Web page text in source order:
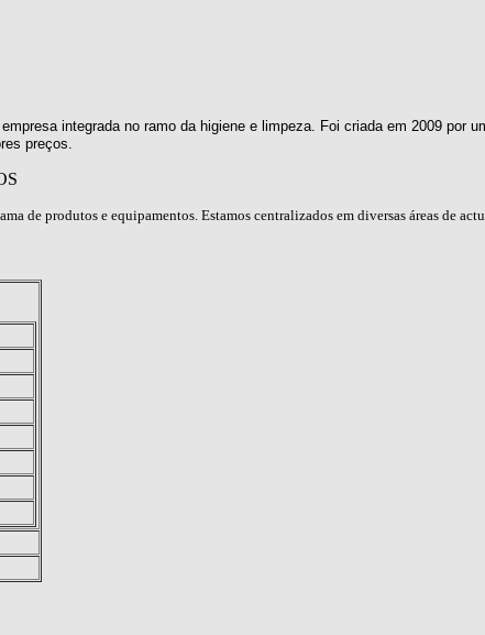
integrada no ramo da higiene e limpeza. Foi criada em 2009 por
preços.
de produtos e equipamentos. Estamos centralizados em diversas áreas de